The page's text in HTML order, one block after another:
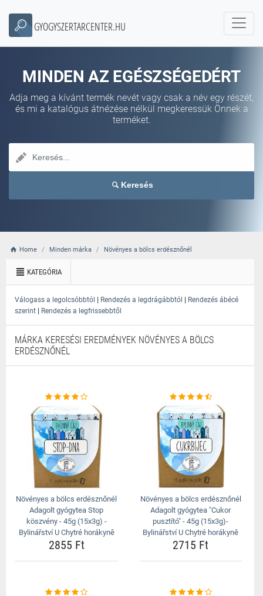
GYOGYSZERTARCENTER.HU
MINDEN AZ EGÉSZSÉGEDÉRT
Adja meg a kívánt termék nevét vagy csak a név egy részét,
és mi a katalógus átnézése nélkül megkeressük Önnek a
terméket.
Keresés
Home Minden márka Növényes a bölcs erdésznőnél
KATEGÓRIA
Válogass a legolcsóbbtól | Rendezés a legdrágábbtól | Rendezés ábécé
szerint | Rendezés a legfrissebbtől
MÁRKA KERESÉSI EREDMÉNYEK NÖVÉNYES A BÖLCS
ERDÉSZNŐNÉL
Növényes a bölcs erdésznőnél
Adagolt gyógytea Stop
köszvény - 45g (15x3g) -
Bylinářství U Chytré horákyně
2855 Ft
Növényes a bölcs erdésznőnél
Adagolt gyógytea "Cukor
pusztító" - 45g (15x3g)-
Bylinářství U Chytré horákyně
2715 Ft